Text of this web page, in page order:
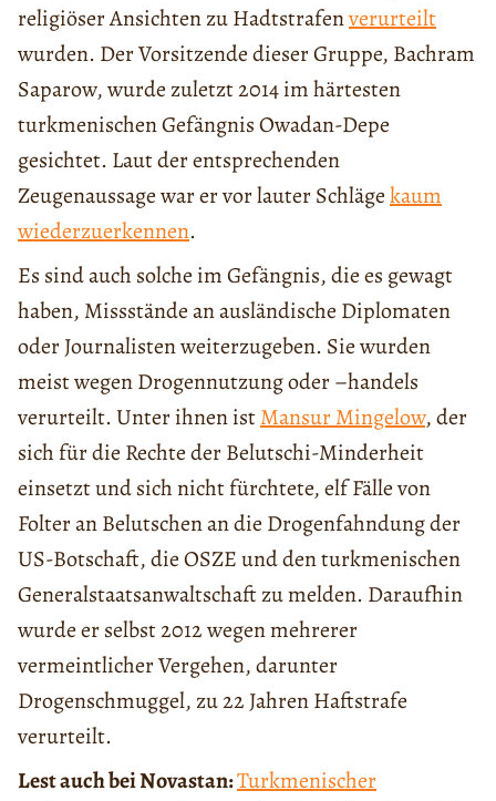
religiöser Ansichten zu Hadtstrafenverurteilt
wurden. Der Vorsitzende dieser Gruppe, Bachram
Saparow, wurde zuletzt 2014 im härtesten
turkmenischen Gefängnis Owadan-Depe
gesichtet. Laut der entsprechenden
Zeugenaussage war er vor lauter Schlägekaum
wiederzuerkennen.
Es sind auch solche im Gefängnis, die es gewagt
haben, Missstände an ausländische Diplomaten
oder Journalisten weiterzugeben. Sie wurden
meist wegen Drogennutzung oder –handels
verurteilt. Unter ihnen istMansur Mingelow, der
sich für die Rechte der Belutschi-Minderheit
einsetzt und sich nicht fürchtete, elf Fälle von
Folter an Belutschen an die Drogenfahndung der
US-Botschaft, die OSZE und den turkmenischen
Generalstaatsanwaltschaft zu melden. Daraufhin
wurde er selbst 2012 wegen mehrerer
vermeintlicher Vergehen, darunter
Drogenschmuggel, zu 22 Jahren Haftstrafe
verurteilt.
Lest auch bei Novastan:Turkmenischer